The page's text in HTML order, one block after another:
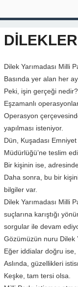
Dilek Yarımadası Milli
Basında yer alan her
Peki, işin gerçeği nedir?
Eşzamanlı
Operasyon
yapılması isteniyor.
Dün, Kuşadası
Müdürlüğü’ne teslim
Bir kişinin ise,
Daha sonra, bu bir
bilgiler var.
Dilek Yarımadası Milli
suçlarına karıştığı
sorgular ile devam
Gözümüzün nuru Dilek
Eğer iddialar doğru ise,
Aslında, güzellikleri
Keşke, tam tersi olsa.